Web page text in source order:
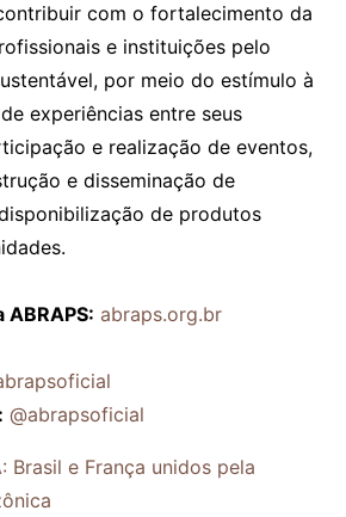
com o fortalecimento da
e instituições pelo
por meio do estímulo à
experiências entre seus
e realização de eventos,
e disseminação de
de produtos
ABRAPS: abraps.org.br
@abrapsoficial
Brasil e França unidos pela